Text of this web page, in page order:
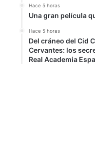
Hace 5 horas
Una gran película
Hace 5 horas
Del cráneo del Cid
Cervantes: los
Real Academia